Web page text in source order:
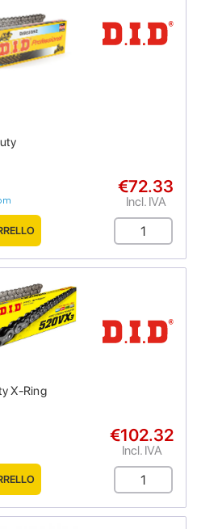
€72.33
Incl. IVA
X-Ring
€102.32
Incl. IVA